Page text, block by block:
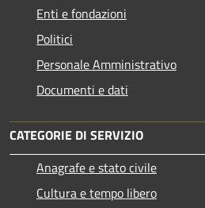
Enti e fondazioni
Politici
Personale Amministrativo
Documenti e dati
CATEGORIE DI SERVIZIO
Anagrafe e stato civile
Cultura e tempo libero